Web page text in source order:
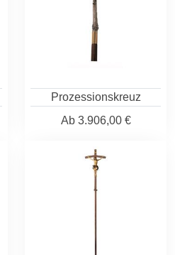
Prozessionskreuz
Ab3.906,00 €